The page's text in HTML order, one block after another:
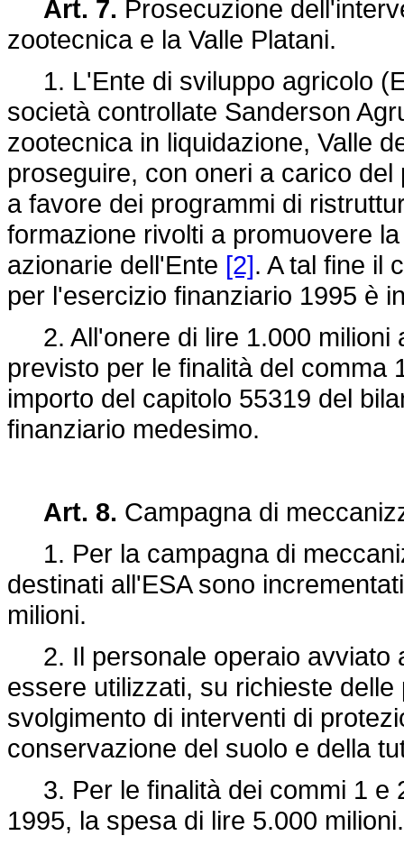
Art. 7. Prosecuzione
zootecnica e la Valle Platani.
1. L'Ente di sviluppo agricolo
società controllate Sanderson
zootecnica in liquidazione, Valle
proseguire, con oneri a carico
a favore dei programmi di
formazione rivolti a promuovere
azionarie dell'Ente [2]. A tal fine il
per l'esercizio finanziario 1995 è
2. All'onere di lire 1.000 milioni
previsto per le finalità del comma
importo del capitolo 55319 del
finanziario medesimo.
Art. 8. Campagna di
1. Per la campagna di
destinati all'ESA sono
milioni.
2. Il personale operaio avviato
essere utilizzati, su richieste
svolgimento di interventi di
conservazione del suolo e della
3. Per le finalità dei commi 1 e
1995, la spesa di lire 5.000 milioni.